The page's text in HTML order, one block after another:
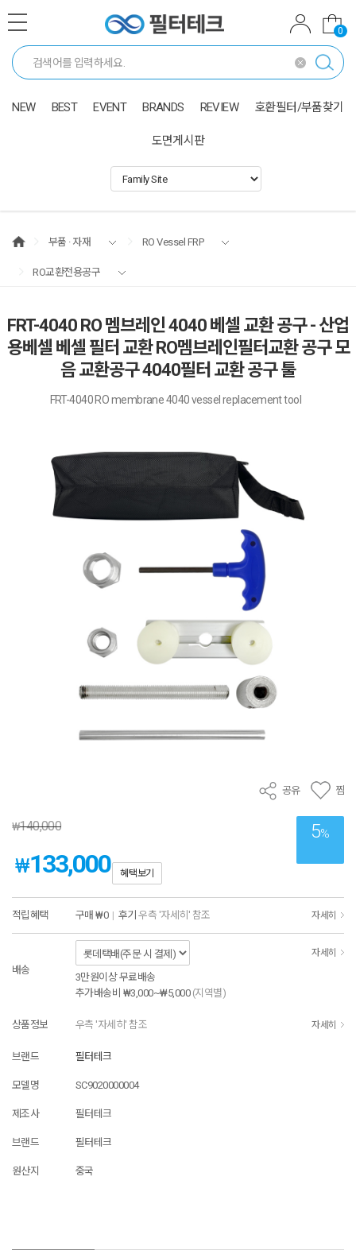
0
NEW BEST EVENT BRANDS REVIEW 호환필터/부품찾기
도면게시판
부품 · 자재 RO Vessel FRP
RO교환전용공구
FRT-4040 RO 멤브레인 4040 베셀 교환 공구 - 산업
용베셀 베셀 필터 교환 RO멤브레인필터교환 공구 모
음 교환공구 4040필터 교환 공구 툴
FRT-4040 RO membrane 4040 vessel replacement tool
공유 찜
5%
₩140,000
₩133,000 혜택보기
적립혜택 구매 ₩0 | 후기 우측 '자세히' 참조 자세히
배송
자세히
3만원이상 무료배송
추가배송비 ₩3,000~₩5,000 (지역별)
상품정보 우측 '자세히' 참조 자세히
브랜드 필터테크
모델명 SC9020000004
제조사 필터테크
브랜드 필터테크
원산지 중국